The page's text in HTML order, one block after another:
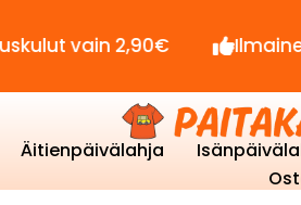
2,90€ Ilmainen
Äitienpäivälahja